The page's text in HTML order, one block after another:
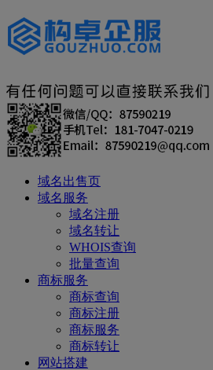
域名出售页
域名服务
域名注册
域名转让
WHOIS查询
批量查询
商标服务
商标查询
商标注册
商标服务
商标转让
网站搭建